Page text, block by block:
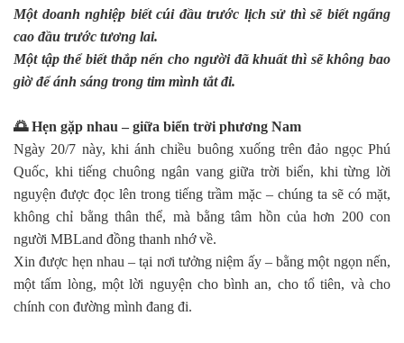
Một doanh nghiệp biết cúi đầu trước lịch sử thì sẽ biết ngẩng
cao đầu trước tương lai.
Một tập thể biết thắp nến cho người đã khuất thì sẽ không bao
giờ để ánh sáng trong tim mình tắt đi.
🌅Hẹn gặp nhau – giữa biển trời phương Nam
Ngày 20/7 này, khi ánh chiều buông xuống trên đảo ngọc Phú
Quốc, khi tiếng chuông ngân vang giữa trời biển, khi từng lời
nguyện được đọc lên trong tiếng trầm mặc – chúng ta sẽ có mặt,
không chỉ bằng thân thể, mà bằng tâm hồn của hơn 200 con
người MBLand đồng thanh nhớ về.
Xin được hẹn nhau – tại nơi tưởng niệm ấy – bằng một ngọn nến,
một tấm lòng, một lời nguyện cho bình an, cho tổ tiên, và cho
chính con đường mình đang đi.